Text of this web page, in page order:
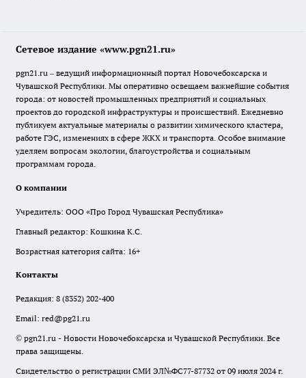
Сетевое издание «www.pgn21.ru»
pgn21.ru – ведущий информационный портал Новочебоксарска и
Чувашской Республики. Мы оперативно освещаем важнейшие события
города: от новостей промышленных предприятий и социальных
проектов до городской инфраструктуры и происшествий. Ежедневно
публикуем актуальные материалы о развитии химического кластера,
работе ГЭС, изменениях в сфере ЖКХ и транспорта. Особое внимание
уделяем вопросам экологии, благоустройства и социальным
программам города.
О компании
Учредитель: ООО «Про Город Чувашская Республика»
Главный редактор: Кошкина К.С.
Возрастная категория сайта: 16+
Контакты
Редакция: 8 (8352) 202-400
Email: red@pg21.ru
© pgn21.ru - Новости Новочебоксарска и Чувашской Республики. Все
права защищены.
Свидетельство о регистрации СМИ ЭЛ№ФС77-87732 от 09 июля 2024 г.